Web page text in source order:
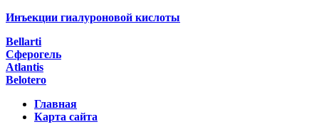
Инъекции гиалуроновой кислоты
Bellarti
Сферогель
Atlantis
Belotero
Главная
Карта сайта